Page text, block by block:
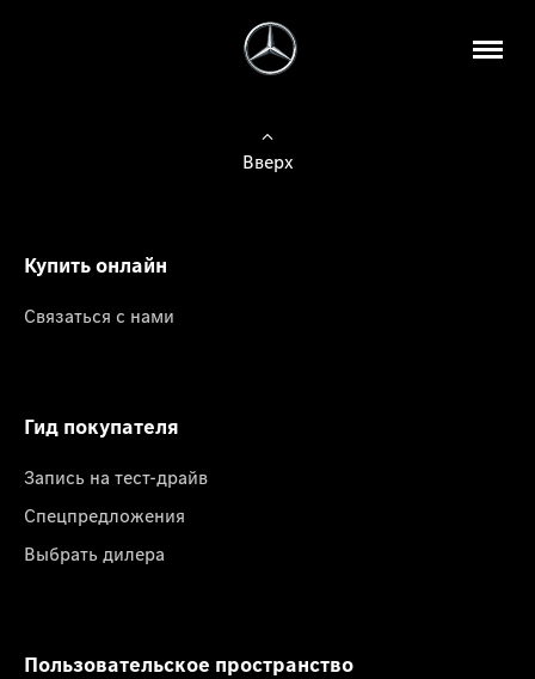
Вверх
Купить онлайн
Связаться с нами
Гид покупателя
Запись на тест-драйв
Спецпредложения
Выбрать дилера
Пользовательское пространство